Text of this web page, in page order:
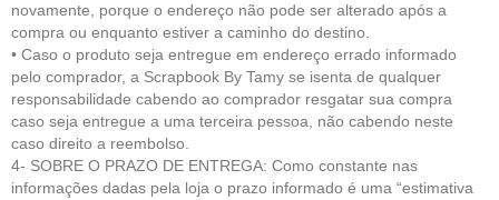
novamente, porque o endereço não pode ser alterado após a
compra ou enquanto estiver a caminho do destino.
• Caso o produto seja entregue em endereço errado informado
pelo comprador, a Scrapbook By Tamy se isenta de qualquer
responsabilidade cabendo ao comprador resgatar sua compra
caso seja entregue a uma terceira pessoa, não cabendo neste
caso direito a reembolso.
4- SOBRE O PRAZO DE ENTREGA: Como constante nas
informações dadas pela loja o prazo informado é uma “estimativa